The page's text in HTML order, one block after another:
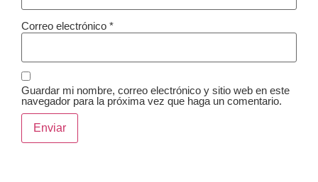
Correo electrónico *
Guardar mi nombre, correo electrónico y sitio web en este
navegador para la próxima vez que haga un comentario.